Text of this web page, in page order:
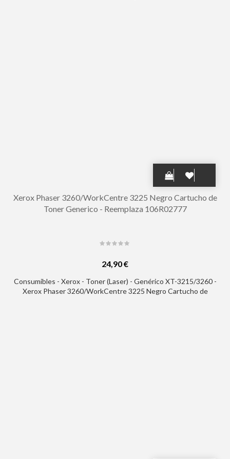
Xerox Phaser 3260/WorkCentre 3225 Negro Cartucho de
Toner Generico - Reemplaza 106R02777
24,90 €
Consumibles - Xerox - Toner (Laser) - Genérico XT-3215/3260 -
Xerox Phaser 3260/WorkCentre 3225 Negro Cartucho de